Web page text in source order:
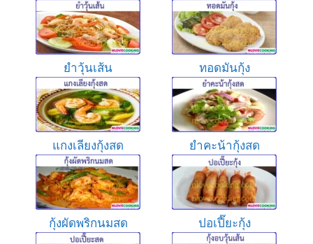
ยำวุ้นเส้น ทอดมันกุ้ง
แกงเลียงกุ้งสด ยำคะน้ากุ้งสด
กุ้งผัดพริกนมสด ปอเปี๊ยะกุ้ง